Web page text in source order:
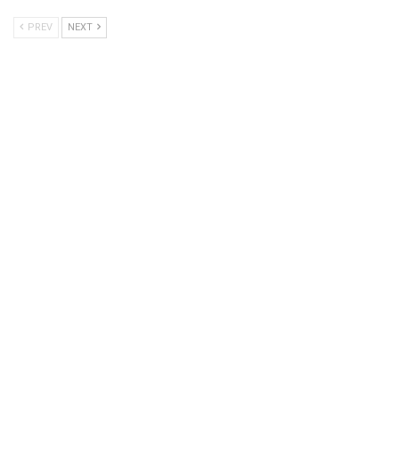
PREV NEXT